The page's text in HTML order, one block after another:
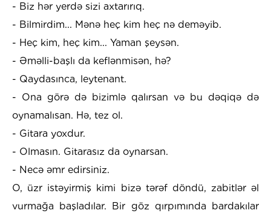
- Biz hər yerdə sizi axtarırıq.
- Bilmirdim... Mənə heç kim heç nə deməyib.
- Heç kim, heç kim... Yaman şeysən.
- Əməlli-başlı da keflənmisən, hə?
- Qaydasınca, leytenant.
- Ona görə də bizimlə qalırsan və bu dəqiqə də
oynamalısan. Hә, tez ol.
- Gitara yoxdur.
- Olmasın. Gitarasız da oynarsan.
- Necə əmr edirsiniz.
O, üzr istəyirmiş kimi bizə tərəf döndü, zabitlər əl
vurmağa başladılar. Bir göz qırpımında bardakılar